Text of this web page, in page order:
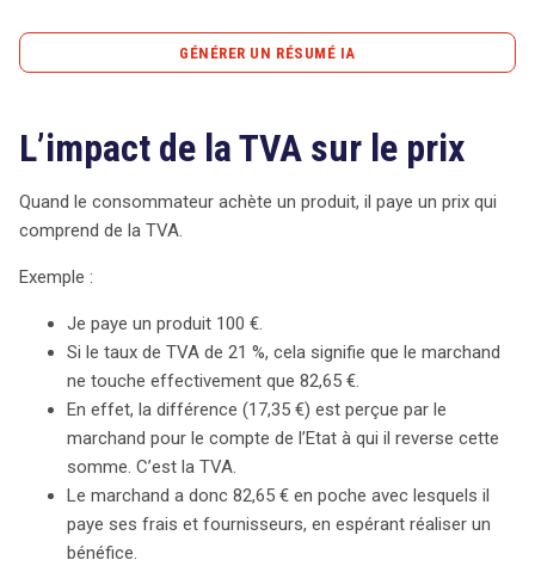
RechercherGÉNÉRER UN RÉSUMÉ IA
La TVA, ou taxe sur la valeur ajoutée, impacte
significativement le prix de vente des produits. Lorsqu’un
consommateur paie 100 € pour un article soumis à un
taux de TVA de 21 %, seulement 82,65 € reviennent au
modifie non seulement le prix final pour le
consommateur, mais il influence également la stratégie
des commerçants, notamment dans le secteur
numérique. Avant 2015, les entreprises pouvaient choisir
un pays à faible TVA pour réduire leurs coûts.
Cependant, avec l’introduction de la règle du « lieu de
prestation », la TVA est désormais perçue en fonction
de la localisation de l’acheteur, rendant les prix plus
variables selon les États membres. Cette réforme a mis
en lumière les inégalités de traitement entre les
L’impact de la TVA sur le prix
Quand le consommateur achète un produit, il paye un prix qui
comprend de la TVA.
Exemple :
Je paye un produit 100 €.
Si le taux de TVA de 21 %, cela signifie que le marchand
ne touche effectivement que 82,65 €.
En effet, la différence (17,35 €) est perçue par le
marchand pour le compte de l’Etat à qui il reverse cette
somme. C’est la TVA.
Le marchand a donc 82,65 € en poche avec lesquels il
paye ses frais et fournisseurs, en espérant réaliser un
bénéfice.